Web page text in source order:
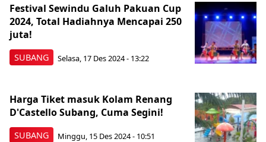
SUBANG
Festival Sewindu Galuh Pakuan Cup
2024, Total Hadiahnya Mencapai 250
juta!
Selasa, 17 Des 2024 - 13:22
SUBANG
Harga Tiket masuk Kolam Renang
D'Castello Subang, Cuma Segini!
Minggu, 15 Des 2024 - 10:51